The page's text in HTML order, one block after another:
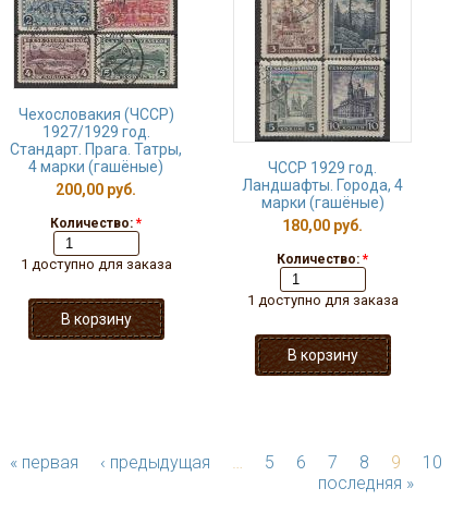
Чехословакия (ЧССР)
1927/1929 год.
Стандарт. Прага. Татры,
4 марки (гашёные)
200,00 руб.
Количество: *
1 доступно для заказа
ЧССР 1929 год.
Ландшафты. Города, 4
марки (гашёные)
180,00 руб.
Количество: *
1 доступно для заказа
« первая ‹ предыдущая … 5 6 7 8 9 10
последняя »